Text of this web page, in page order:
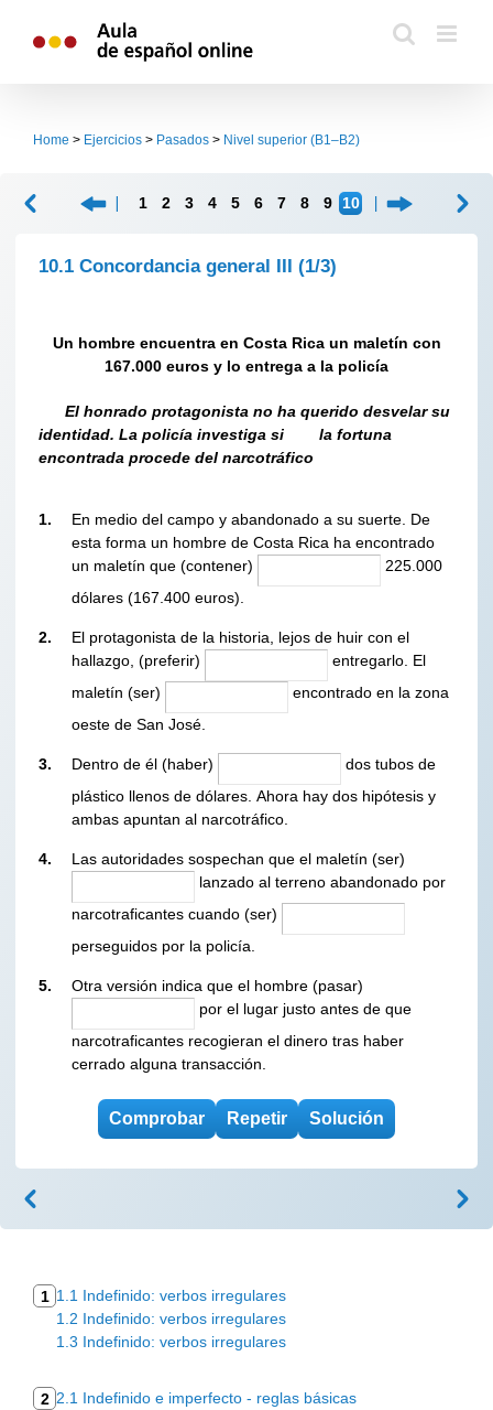
Home > Ejercicios > Pasados > Nivel superior (B1–B2)
1 2 3 4 5 6 7 8 9 10
10.1 Concordancia general III (1/3)
Un hombre encuentra en Costa Rica un maletín con
167.000 euros y lo entrega a la policía
El honrado protagonista no ha querido desvelar su
identidad. La policía investiga si la fortuna
encontrada procede del narcotráfico
1.
En medio del campo y abandonado a su suerte. De
esta forma un hombre de Costa Rica ha encontrado
un maletín que (contener)
225.000
dólares (167.400 euros).
2.
El protagonista de la historia, lejos de huir con el
hallazgo, (preferir)
entregarlo. El
maletín (ser)
encontrado en la zona
oeste de San José.
3. Dentro de él (haber)
dos tubos de
plástico llenos de dólares. Ahora hay dos hipótesis y
ambas apuntan al narcotráfico.
4.
Las autoridades sospechan que el maletín (ser)
lanzado al terreno abandonado por
narcotraficantes cuando (ser)
perseguidos por la policía.
5.
Otra versión indica que el hombre (pasar)
por el lugar justo antes de que
narcotraficantes recogieran el dinero tras haber
cerrado alguna transacción.
1 1.1 Indefinido: verbos irregulares
1.2 Indefinido: verbos irregulares
1.3 Indefinido: verbos irregulares
2 2.1 Indefinido e imperfecto - reglas básicas